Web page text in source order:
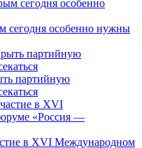
сегодня особенно нужны
партийную
в XVI Международном